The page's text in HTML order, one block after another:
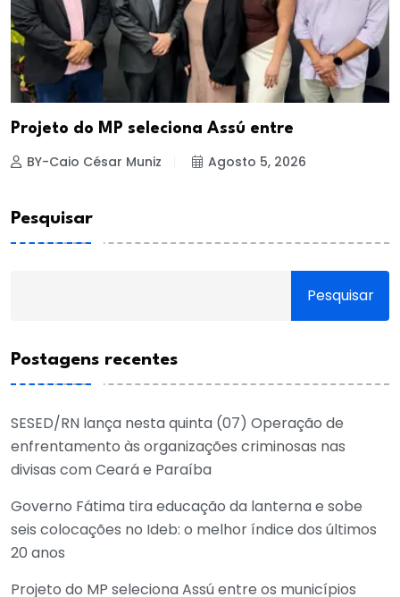
Projeto do MP seleciona Assú entre
BY-Caio César Muniz Agosto 5, 2026
Pesquisar
Pesquisar
Postagens recentes
SESED/RN lança nesta quinta (07) Operação de
enfrentamento às organizações criminosas nas
divisas com Ceará e Paraíba
Governo Fátima tira educação da lanterna e sobe
seis colocações no Ideb: o melhor índice dos últimos
20 anos
Projeto do MP seleciona Assú entre os municípios